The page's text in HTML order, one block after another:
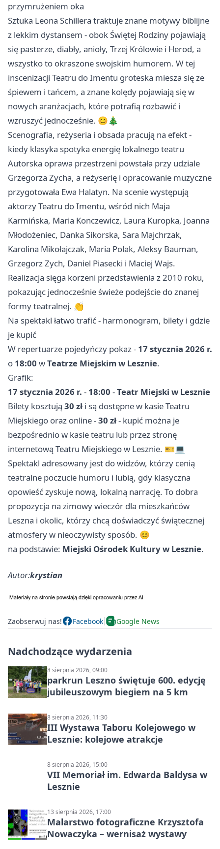
przymrużeniem oka
Sztuka Leona Schillera traktuje znane motywy biblijne
z lekkim dystansem - obok Świętej Rodziny pojawiają
się pasterze, diabły, anioły, Trzej Królowie i Herod, a
wszystko to okraszone swojskim humorem. W tej
inscenizacji Teatru do Imentu groteska miesza się ze
śpiewem i tańcem, a znane kolędy pojawiają się w
nowych aranżacjach, które potrafią rozbawić i
wzruszyć jednocześnie. 😊🎄
Scenografia, reżyseria i obsada pracują na efekt -
kiedy klasyka spotyka energię lokalnego teatru
Autorska oprawa przestrzeni powstała przy udziale
Grzegorza Zycha, a reżyserię i opracowanie muzyczne
przygotowała Ewa Halatyn. Na scenie występują
aktorzy Teatru do Imentu, wśród nich Maja
Karmińska, Maria Konczewicz, Laura Kuropka, Joanna
Młodożeniec, Danka Sikorska, Sara Majchrzak,
Karolina Mikołajczak, Maria Polak, Aleksy Bauman,
Grzegorz Zych, Daniel Piasecki i Maciej Wajs.
Realizacja sięga korzeni przedstawienia z 2010 roku,
pokazując jednocześnie świeże podejście do znanej
formy teatralnej. 👏
Na spektakl łatwo trafić - harmonogram, bilety i gdzie
je kupić
W repertuarze pojedyńczy pokaz - 17 stycznia 2026 r.
o 18:00 wTeatrze Miejskim w Lesznie.
Grafik:
17 stycznia 2026 r. - 18:00 -Teatr Miejski w Lesznie
Bilety kosztują 30 zł i są dostępne w kasie Teatru
Miejskiego oraz online -30 zł- kupić można je
bezpośrednio w kasie teatru lub przez stronę
internetową Teatru Miejskiego w Lesznie. 🎫💻
Spektakl adresowany jest do widzów, którzy cenią
teatralne poczucie humoru i lubią, gdy klasyczna
opowieść zyskuje nową, lokalną narrację. To dobra
propozycja na zimowy wieczór dla mieszkańców
Leszna i okolic, którzy chcą doświadczyć świątecznej
atmosfery w nieoczywisty sposób. 😊
na podstawie: Miejski Ośrodek Kultury w Lesznie.
Autor:krystian
Zaobserwuj nas! Facebook Google News
Nadchodzące wydarzenia
8 sierpnia 2026, 09:00
parkrun Leszno świętuje 600. edycję
jubileuszowym biegiem na 5 km
8 sierpnia 2026, 11:30
III Wystawa Taboru Kolejowego w
Lesznie: kolejowe atrakcje
8 sierpnia 2026, 15:00
VII Memoriał im. Edwarda Baldysa w
Lesznie
13 sierpnia 2026, 17:00
Malarstwo fotograficzne Krzysztofa
Nowaczyka – wernisaż wystawy